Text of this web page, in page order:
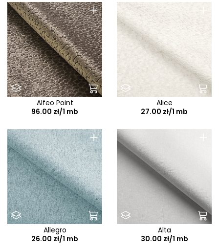
+
Alfeo Point
96.00 zł/1 mb
+
Alice
27.00 zł/1 mb
+
Allegro
26.00 zł/1 mb
+
Alta
30.00 zł/1 mb